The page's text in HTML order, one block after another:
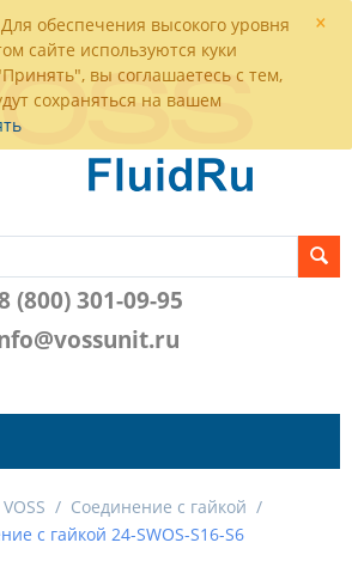
×
Для обеспечения высокого уровня
сайте используются куки
вы соглашаетесь с тем,
сохраняться на вашем
(800) 301-09-95
/ Соединение с гайкой /
с гайкой 24-SWOS-S16-S6